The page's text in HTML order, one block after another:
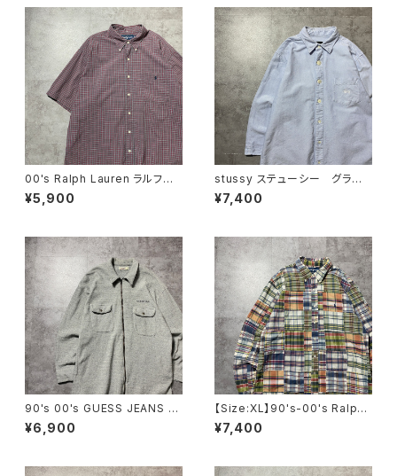
00's Ralph Lauren ラルフロ
ーレン 刺繍ロゴ ポニー チ
ェック総柄 半袖 ボタンダウ
¥5,900
stussy ステューシー グラデ
ーションボタン ショーンフォン
ト 刺繍ロゴ 胸ポケット オッ
¥7,400
90's 00's GUESS JEANS ゲ
スジーンズ 刺繍ロゴ フラッ
プ付きポケット グレー フルジ
¥6,900
【Size:XL】90's-00's Ralph
Lauren ラルフローレン パッチ
ワーク 総柄 刺繍ロゴ ポニ
¥7,400